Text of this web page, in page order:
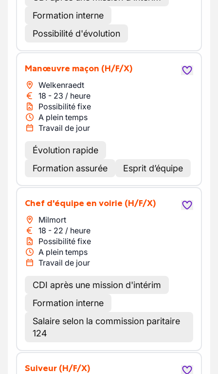
Formation interne
Possibilité d'évolution
Manœuvre maçon (H/F/X)
Welkenraedt
18 - 23 / heure
Possibilité fixe
A plein temps
Travail de jour
Évolution rapide
Formation assurée
Esprit d’équipe
Chef d'équipe en voirie (H/F/X)
Milmort
18 - 22 / heure
Possibilité fixe
A plein temps
Travail de jour
CDI après une mission d'intérim
Formation interne
Salaire selon la commission paritaire
124
Suiveur (H/F/X)